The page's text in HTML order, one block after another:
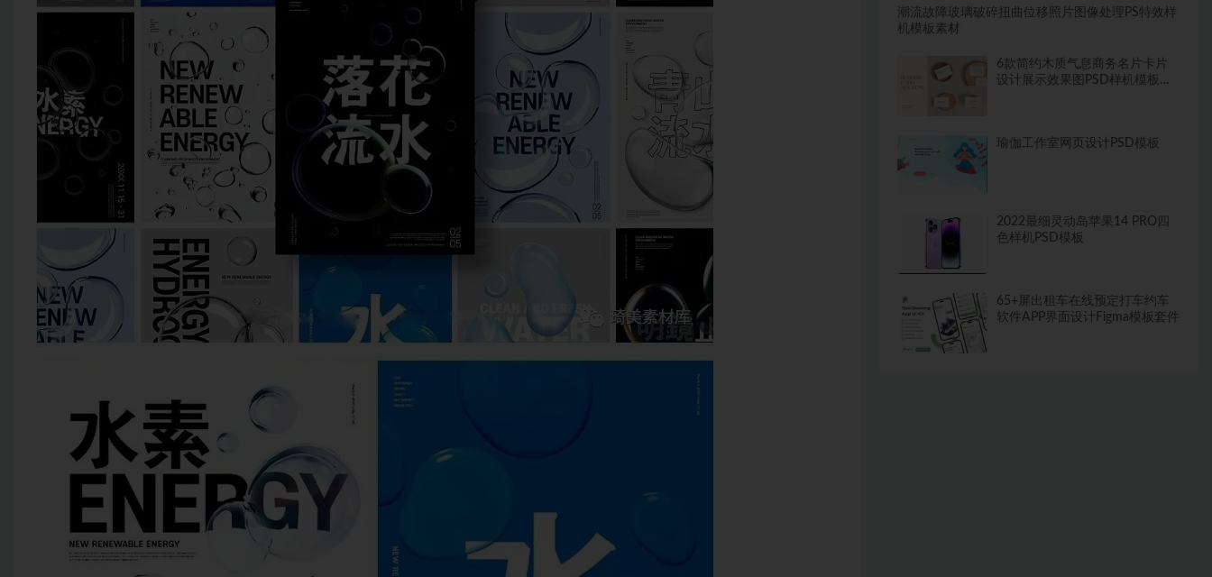
潮流故障玻璃破碎扭曲位移照片图像处理PS特效样
机模板素材
6款简约木质气息商务名片卡片
设计展示效果图PSD样机模板素
瑜伽工作室网页设计PSD模板
2022最细灵动岛苹果14 PRO四
色样机PSD模板
65+屏出租车在线预定打车约车
软件APP界面设计Figma模板套件